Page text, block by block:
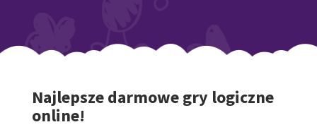
Najlepsze darmowe gry logiczne
online!